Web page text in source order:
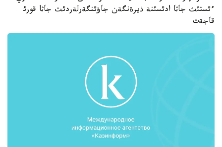
ءئستئث جاثا ادئسئنة ذيرةنگةن جاؤئنگةرلةردئث جاثا قورئ
قاجةت